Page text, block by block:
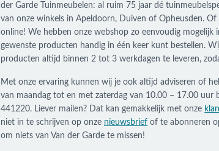
der Garde Tuinmeubelen: al ruim 75 jaar dé
van onze winkels in Apeldoorn, Duiven of Opheusden.
online! We hebben onze webshop zo eenvoudig mogelijk
gewenste producten handig in één keer kunt bestellen.
producten altijd binnen 2 tot 3 werkdagen te leveren,
Met onze ervaring kunnen wij je ook altijd adviseren of
van maandag tot en met zaterdag van 10.00 – 17.00 uur
441220. Liever mailen? Dat kan gemakkelijk met onze
niet in te schrijven op onze nieuwsbrief of te abonneren
om niets van Van der Garde te missen!